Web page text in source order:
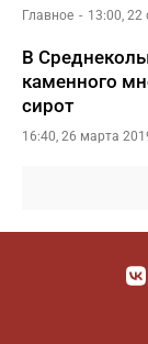
Главное 13:00, 22
В
каменного
сирот
16:40, 26 марта